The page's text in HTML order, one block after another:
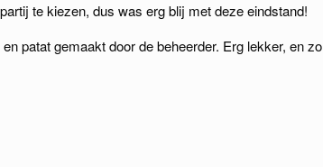
te kiezen, dus was erg blij met deze eindstand!
patat gemaakt door de beheerder. Erg lekker, en zo